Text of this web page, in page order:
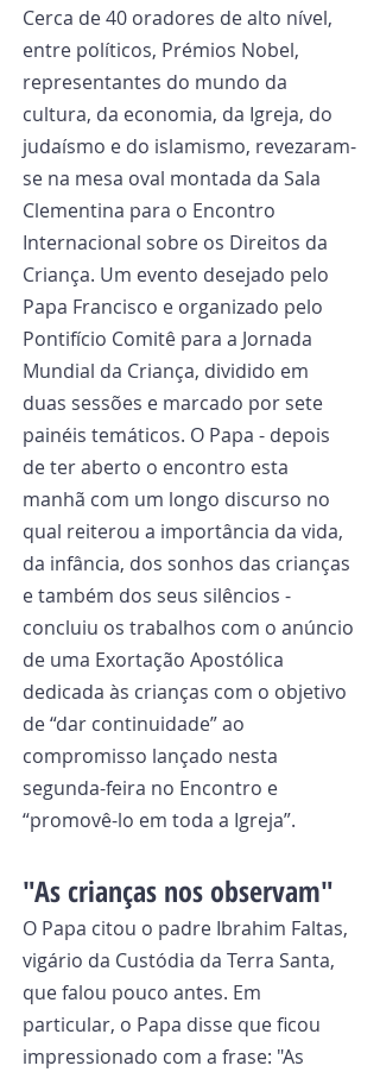
Cerca de 40 oradores de alto nível,
entre políticos, Prémios Nobel,
representantes do mundo da
cultura, da economia, da Igreja, do
judaísmo e do islamismo, revezaram-
se na mesa oval montada da Sala
Clementina para o Encontro
Internacional sobre os Direitos da
Criança. Um evento desejado pelo
Papa Francisco e organizado pelo
Pontifício Comitê para a Jornada
Mundial da Criança, dividido em
duas sessões e marcado por sete
painéis temáticos. O Papa - depois
de ter aberto o encontro esta
manhã com um longo discurso no
qual reiterou a importância da vida,
da infância, dos sonhos das crianças
e também dos seus silêncios -
concluiu os trabalhos com o anúncio
de uma Exortação Apostólica
dedicada às crianças com o objetivo
de “dar continuidade” ao
compromisso lançado nesta
segunda-feira no Encontro e
“promovê-lo em toda a Igreja”.
"As crianças nos observam"
O Papa citou o padre Ibrahim Faltas,
vigário da Custódia da Terra Santa,
que falou pouco antes. Em
particular, o Papa disse que ficou
impressionado com a frase: "As